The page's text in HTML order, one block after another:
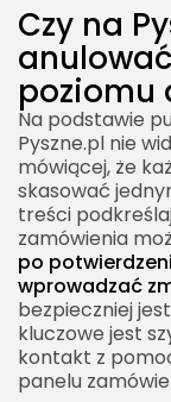
Czy na
poziomu
Na podstawie
Pyszne.pl nie
mówiącej, że
skasować
treści
zamówienia
po
wprowadzać
bezpieczniej
kluczowe jest
kontakt z
panelu